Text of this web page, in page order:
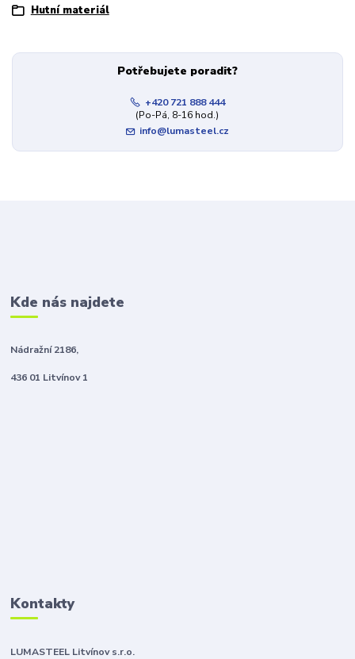
Hutní materiál
Potřebujete poradit?
+420 721 888 444
(Po-Pá, 8-16 hod.)
info@lumasteel.cz
Kde nás najdete
Nádražní 2186,
436 01 Litvínov 1
Kontakty
LUMASTEEL Litvínov s.r.o.